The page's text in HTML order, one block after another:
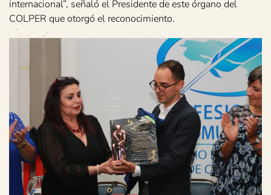
internacional”, señaló el Presidente de este órgano del
COLPER que otorgó el reconocimiento.